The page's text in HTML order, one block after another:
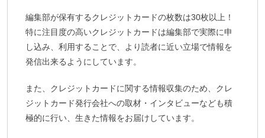
編集部が保有するクレジットカードの枚数は30枚以上！
特に注目度の高いクレジットカードは編集部で実際に申
し込み、利用することで、より読者に近い立場で情報を
発信出来るようにしています。
また、クレジットカードに関する情報収集のため、クレ
ジットカード発行会社への取材・インタビューなども積
極的に行い、生きた情報をお届けしています。